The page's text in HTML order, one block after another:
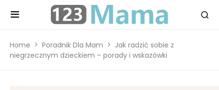
Home Poradnik Dla Mam
Jak radzić sobie z
niegrzecznym dzieckiem – porady i wskazówki